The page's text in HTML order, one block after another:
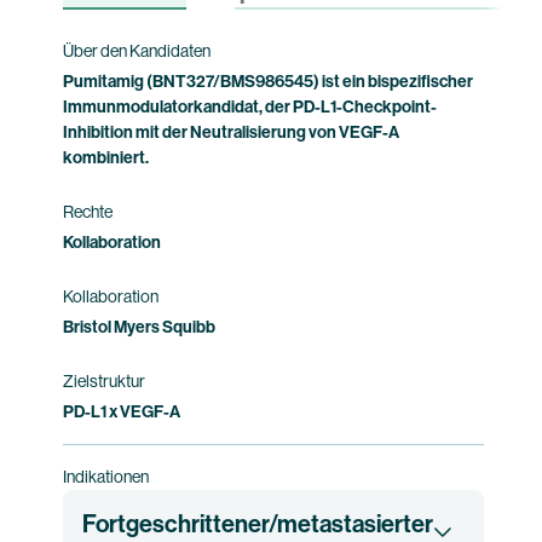
Studieninformation
Über den Kandidaten
Pumitamig (BNT327/BMS986545) ist ein bispezifischer
Immunmodulatorkandidat, der PD-L1-Checkpoint-
Inhibition mit der Neutralisierung von VEGF-A
kombiniert.
Rechte
Kollaboration
Kollaboration
Bristol Myers Squibb
Zielstruktur
PD-L1 x VEGF-A
Indikationen
Fortgeschrittener/metastasierter